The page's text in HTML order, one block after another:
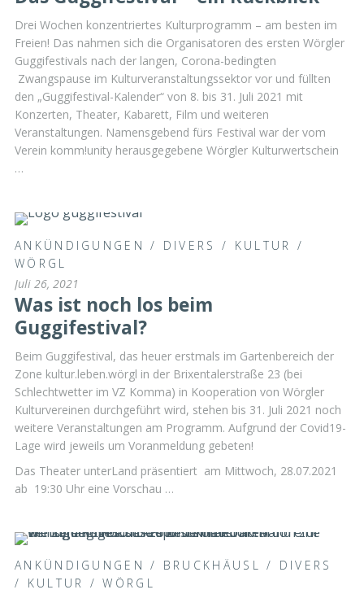
Drei Wochen konzentriertes Kulturprogramm – am besten im
Freien! Das nahmen sich die Organisatoren des ersten Wörgler
Guggifestivals nach der langen, Corona-bedingten
Zwangspause im Kulturveranstaltungssektor vor und füllten
den „Guggifestival-Kalender“ von 8. bis 31. Juli 2021 mit
Konzerten, Theater, Kabarett, Film und weiteren
Veranstaltungen. Namensgebend fürs Festival war der vom
Verein komm!unity herausgegebene Wörgler Kulturwertschein
…
ANKÜNDIGUNGEN / DIVERS / KULTUR
/
WÖRGL
Juli 26, 2021
Was ist noch los beim
Guggifestival?
Beim Guggifestival, das heuer erstmals im Gartenbereich der
Zone kultur.leben.wörgl in der Brixentalerstraße 23 (bei
Schlechtwetter im VZ Komma) in Kooperation von Wörgler
Kulturvereinen durchgeführt wird, stehen bis 31. Juli 2021 noch
weitere Veranstaltungen am Programm. Aufgrund der Covid19-
Lage wird jeweils um Voranmeldung gebeten!
Das Theater unterLand präsentiert am Mittwoch, 28.07.2021
ab 19:30 Uhr eine Vorschau …
ANKÜNDIGUNGEN / BRUCKHÄUSL / DIVERS
/ KULTUR /WÖRGL